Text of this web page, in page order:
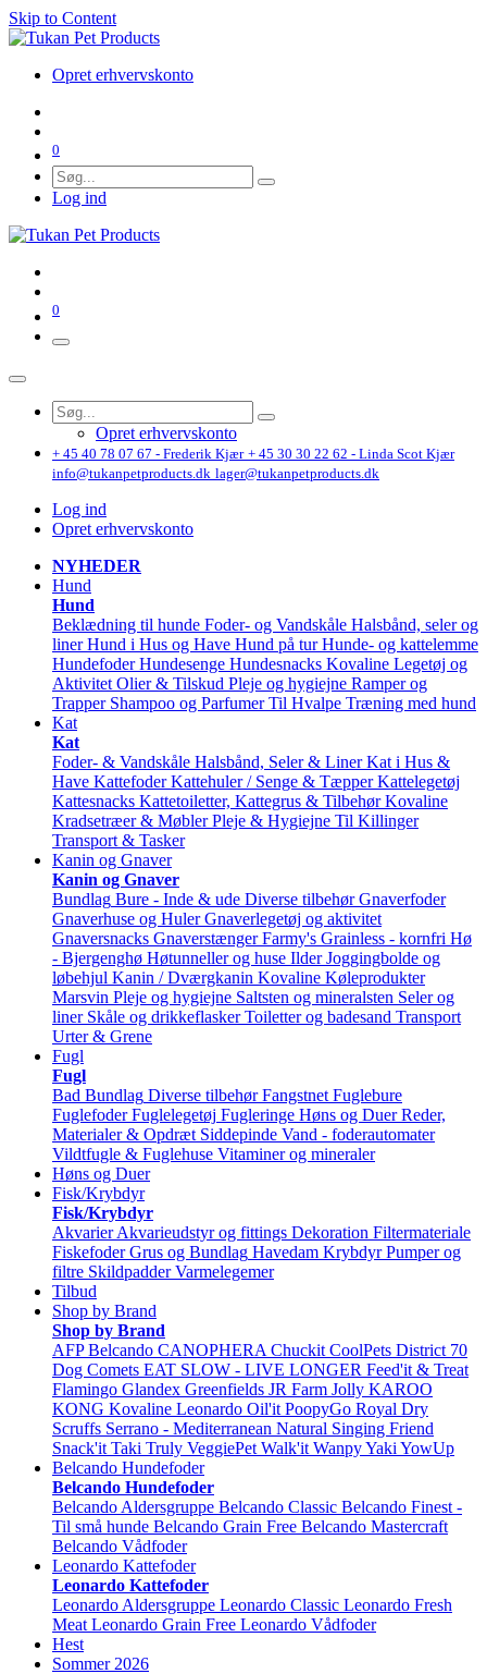
Skip to Content
Opret erhvervskonto
0
Log ind
0
Opret erhvervskonto
+ 45 40 78 07 67 - Frederik Kjær + 45 30 30 22 62 - Linda Scot Kjær
info@tukanpetproducts.dk lager@tukanpetproducts.dk
Log ind
Opret erhvervskonto
NYHEDER
Hund
Hund
Beklædning til hunde Foder- og Vandskåle Halsbånd, seler og
liner Hund i Hus og Have Hund på tur Hunde- og kattelemme
Hundefoder Hundesenge Hundesnacks Kovaline Legetøj og
Aktivitet Olier & Tilskud Pleje og hygiejne Ramper og
Trapper Shampoo og Parfumer Til Hvalpe Træning med hund
Kat
Kat
Foder- & Vandskåle Halsbånd, Seler & Liner Kat i Hus &
Have Kattefoder Kattehuler / Senge & Tæpper Kattelegetøj
Kattesnacks Kattetoiletter, Kattegrus & Tilbehør Kovaline
Kradsetræer & Møbler Pleje & Hygiejne Til Killinger
Transport & Tasker
Kanin og Gnaver
Kanin og Gnaver
Bundlag Bure - Inde & ude Diverse tilbehør Gnaverfoder
Gnaverhuse og Huler Gnaverlegetøj og aktivitet
Gnaversnacks Gnaverstænger Farmy's Grainless - kornfri Hø
- Bjergenghø Høtunneller og huse Ilder Joggingbolde og
løbehjul Kanin / Dværgkanin Kovaline Køleprodukter
Marsvin Pleje og hygiejne Saltsten og mineralsten Seler og
liner Skåle og drikkeflasker Toiletter og badesand Transport
Urter & Grene
Fugl
Fugl
Bad Bundlag Diverse tilbehør Fangstnet Fuglebure
Fuglefoder Fuglelegetøj Fugleringe Høns og Duer Reder,
Materialer & Opdræt Siddepinde Vand - foderautomater
Vildtfugle & Fuglehuse Vitaminer og mineraler
Høns og Duer
Fisk/Krybdyr
Fisk/Krybdyr
Akvarier Akvarieudstyr og fittings Dekoration Filtermateriale
Fiskefoder Grus og Bundlag Havedam Krybdyr Pumper og
filtre Skildpadder Varmelegemer
Tilbud
Shop by Brand
Shop by Brand
AFP Belcando CANOPHERA Chuckit CoolPets District 70
Dog Comets EAT SLOW - LIVE LONGER Feed'it & Treat
Flamingo Glandex Greenfields JR Farm Jolly KAROO
KONG Kovaline Leonardo Oil'it PoopyGo Royal Dry
Scruffs Serrano - Mediterranean Natural Singing Friend
Snack'it Taki Truly VeggiePet Walk'it WanpyYaki YowUp
Belcando Hundefoder
Belcando Hundefoder
Belcando Aldersgruppe Belcando Classic Belcando Finest -
Til små hunde Belcando Grain Free Belcando Mastercraft
Belcando Vådfoder
Leonardo Kattefoder
Leonardo Kattefoder
Leonardo Aldersgruppe Leonardo Classic Leonardo Fresh
Meat Leonardo Grain Free Leonardo Vådfoder
Hest
Sommer 2026